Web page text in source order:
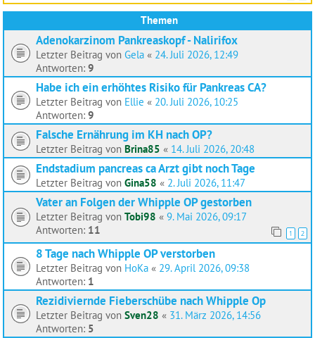
Themen
Adenokarzinom Pankreaskopf - Nalirifox
Letzter Beitrag von Gela « 24. Juli 2026, 12:49
Antworten: 9
Habe ich ein erhöhtes Risiko für Pankreas CA?
Letzter Beitrag von Ellie « 20. Juli 2026, 10:25
Antworten: 9
Falsche Ernährung im KH nach OP?
Letzter Beitrag von Brina85 « 14. Juli 2026, 20:48
Endstadium pancreas ca Arzt gibt noch Tage
Letzter Beitrag von Gina58 « 2. Juli 2026, 11:47
Vater an Folgen der Whipple OP gestorben
Letzter Beitrag von Tobi98 « 9. Mai 2026, 09:17
Antworten: 11 1 2
8 Tage nach Whipple OP verstorben
Letzter Beitrag von HoKa « 29. April 2026, 09:38
Antworten: 1
Rezidiviernde Fieberschübe nach Whipple Op
Letzter Beitrag von Sven28 « 31. März 2026, 14:56
Antworten: 5